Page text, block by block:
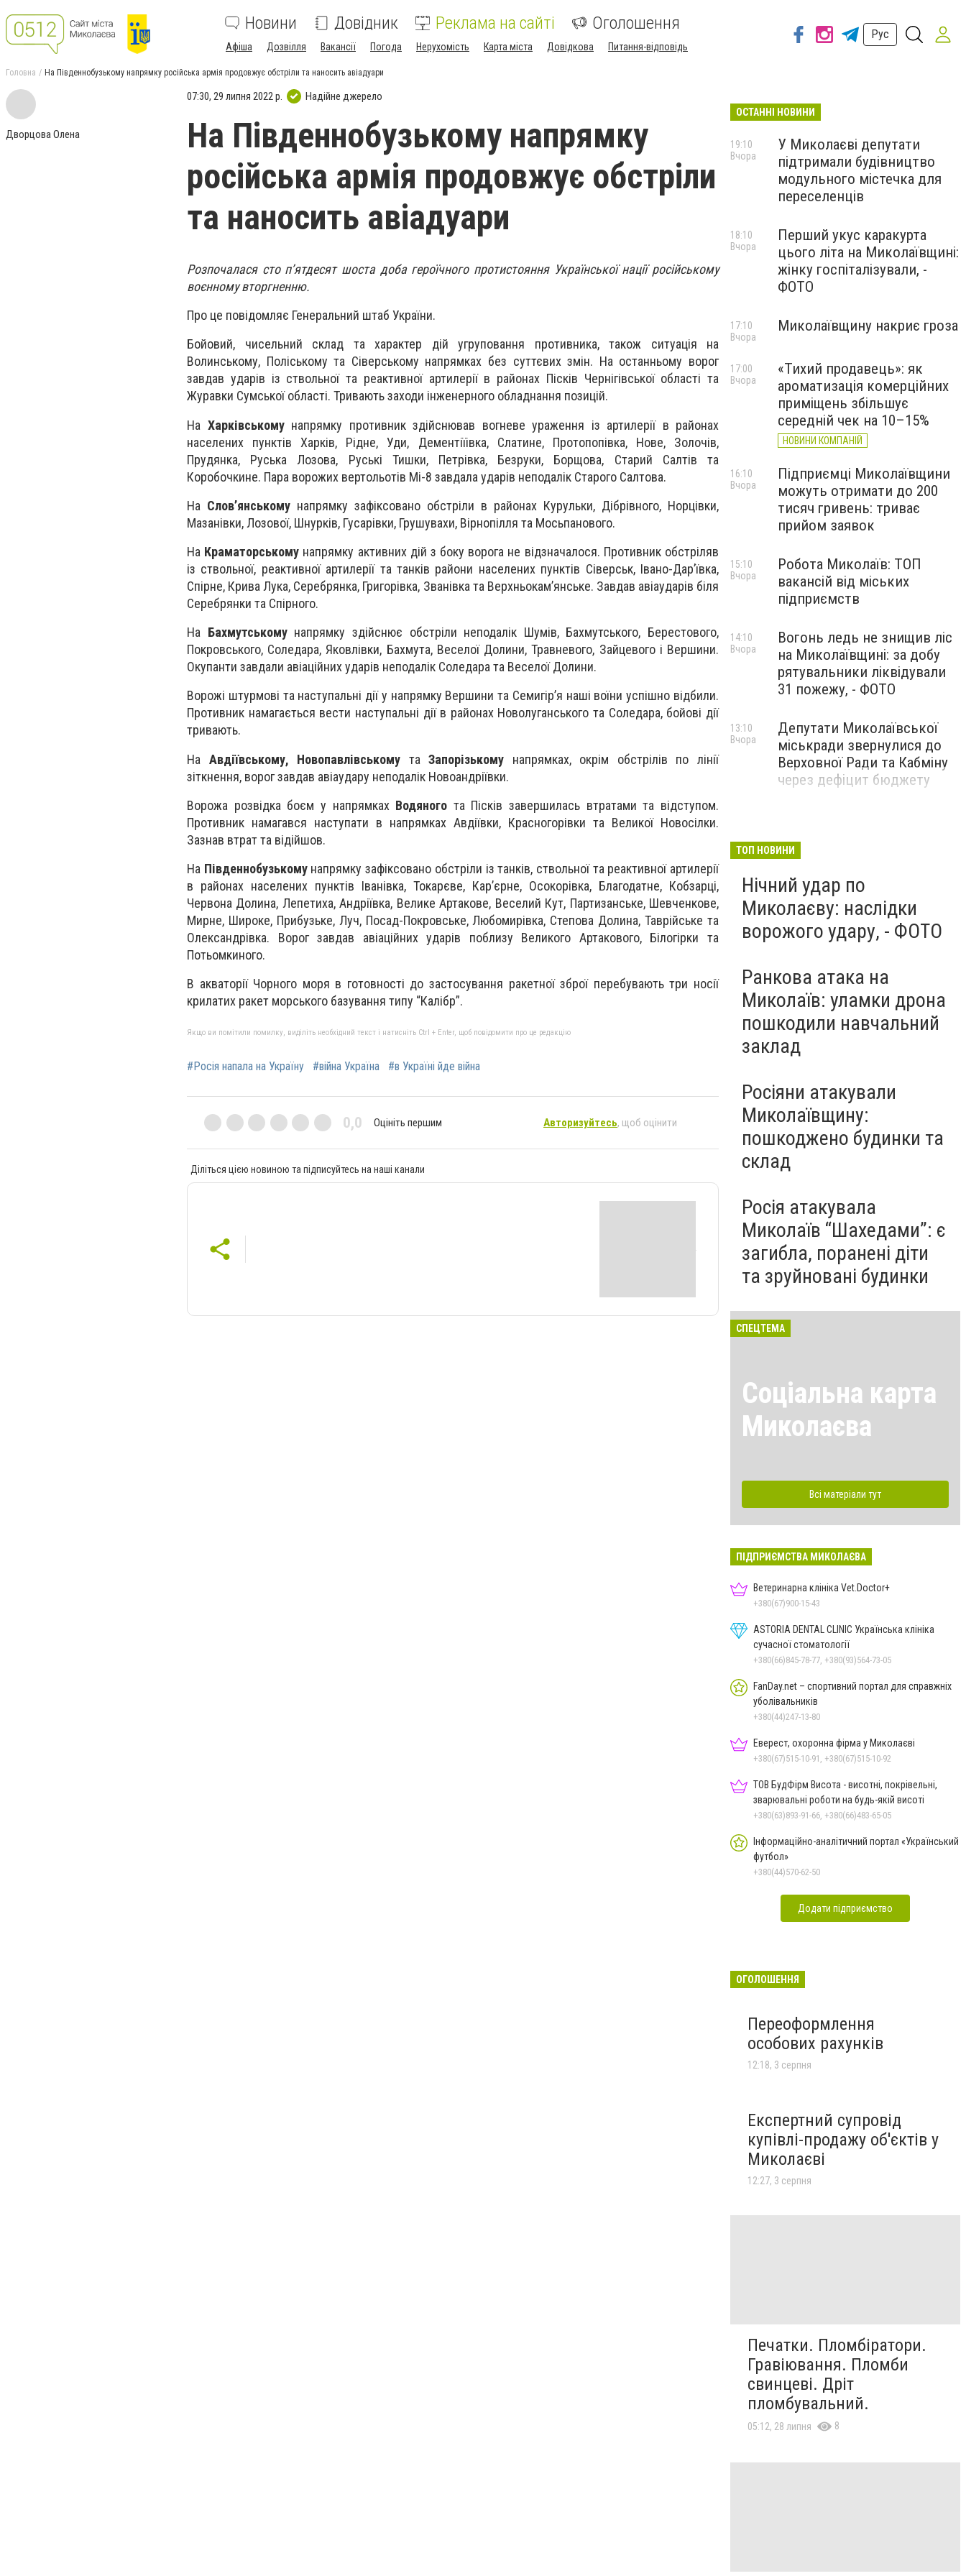
Новини Довідник Реклама на сайті Оголошення
Афіша Дозвілля Вакансії Погода Нерухомість Карта міста Довідкова Питання-відповідь
Рус
Головна На Південнобузькому напрямку російська армія продовжує обстріли та наносить авіадуари
Дворцова Олена
07:30, 29 липня 2022 р. Надійне джерело
На Південнобузькому напрямку
російська армія продовжує обстріли
та наносить авіадуари
Розпочалася сто п’ятдесят шоста доба героїчного протистояння Української нації російському
воєнному вторгненню.
Про це повідомляє Генеральний штаб України.
Бойовий, чисельний склад та характер дій угруповання противника, також ситуація на
Волинському, Поліському та Сіверському напрямках без суттєвих змін. На останньому ворог
завдав ударів із ствольної та реактивної артилерії в районах Пісків Чернігівської області та
Журавки Сумської області. Тривають заходи інженерного обладнання позицій.
На Харківськомунапрямку противник здійснював вогневе ураження із артилерії в районах
населених пунктів Харків, Рідне, Уди, Дементіїівка, Слатине, Протопопівка, Нове, Золочів,
Прудянка, Руська Лозова, Руські Тишки, Петрівка, Безруки, Борщова, Старий Салтів та
Коробочкине. Пара ворожих вертольотів Мі-8 завдала ударів неподалік Старого Салтова.
На Слов’янському напрямку зафіксовано обстріли в районах Курульки, Дібрівного, Норцівки,
Мазанівки, Лозової, Шнурків, Гусарівки, Грушувахи, Вірнопілля та Мосьпанового.
На Краматорському напрямку активних дій з боку ворога не відзначалося. Противник обстріляв
із ствольної, реактивної артилерії та танків райони населених пунктів Сіверськ, Івано-Дар’ївка,
Спірне, Крива Лука, Серебрянка, Григорівка, Званівка та Верхньокам’янське. Завдав авіаударів біля
Серебрянки та Спірного.
На Бахмутськомунапрямку здійснює обстріли неподалік Шумів, Бахмутського, Берестового,
Покровського, Соледара, Яковлівки, Бахмута, Веселої Долини, Травневого, Зайцевого і Вершини.
Окупанти завдали авіаційних ударів неподалік Соледара та Веселої Долини.
Ворожі штурмові та наступальні дії у напрямку Вершини та Семигір’я наші воїни успішно відбили.
Противник намагається вести наступальні дії в районах Новолуганського та Соледара, бойові дії
тривають.
На Авдіївському, Новопавлівському таЗапорізькому напрямках, окрім обстрілів по лінії
зіткнення, ворог завдав авіаудару неподалік Новоандріївки.
Ворожа розвідка боєм у напрямках Водяного та Пісків завершилась втратами та відступом.
Противник намагався наступати в напрямках Авдіївки, Красногорівки та Великої Новосілки.
Зазнав втрат та відійшов.
На Південнобузькомунапрямку зафіксовано обстріли із танків, ствольної та реактивної артилерії
в районах населених пунктів Іванівка, Токарєве, Кар’єрне, Осокорівка, Благодатне, Кобзарці,
Червона Долина, Лепетиха, Андріївка, Велике Артакове, Веселий Кут, Партизанське, Шевченкове,
Мирне, Широке, Прибузьке, Луч, Посад-Покровське, Любомирівка, Степова Долина, Таврійське та
Олександрівка. Ворог завдав авіаційних ударів поблизу Великого Артакового, Білогірки та
Потьомкиного.
В акваторії Чорного моря в готовності до застосування ракетної зброї перебувають три носії
крилатих ракет морського базування типу “Калібр”.
Якщо ви помітили помилку, виділіть необхідний текст і натисніть Ctrl + Enter, щоб повідомити про це редакцію
#Росія напала на Україну #війна Україна #в Україні йде війна
0,0 Оцініть першим Авторизуйтесь, щоб оцінити
Діліться цією новиною та підписуйтесь на наші канали
ОСТАННІ НОВИНИ
У Миколаєві депутати
підтримали будівництво
модульного містечка для
переселенців
19:10
Вчора
Перший укус каракурта
цього літа на Миколаївщині:
жінку госпіталізували, -
ФОТО
18:10
Вчора
Миколаївщину накриє гроза
17:10
Вчора
«Тихий продавець»: як
ароматизація комерційних
приміщень збільшує
середній чек на 10–15%
НОВИНИ КОМПАНІЙ
17:00
Вчора
Підприємці Миколаївщини
можуть отримати до 200
тисяч гривень: триває
прийом заявок
16:10
Вчора
Робота Миколаїв: ТОП
вакансій від міських
підприємств
15:10
Вчора
Вогонь ледь не знищив ліс
на Миколаївщині: за добу
рятувальники ліквідували
31 пожежу, - ФОТО
14:10
Вчора
Депутати Миколаївської
міськради звернулися до
Верховної Ради та Кабміну
через дефіцит бюджету
13:10
Вчора
ТОП НОВИНИ
Нічний удар по
Миколаєву: наслідки
ворожого удару, - ФОТО
Ранкова атака на
Миколаїв: уламки дрона
пошкодили навчальний
заклад
Росіяни атакували
Миколаївщину:
пошкоджено будинки та
склад
Росія атакувала
Миколаїв “Шахедами”: є
загибла, поранені діти
та зруйновані будинки
СПЕЦТЕМА
Соціальна карта
Миколаєва
Всі матеріали тут
ПІДПРИЄМСТВА МИКОЛАЄВА
Ветеринарна клініка Vet.Doctor+
+380(67)900-15-43
ASTORIA DENTAL CLINIC Українська клініка
сучасної стоматології
+380(66)845-78-77, +380(93)564-73-05
FanDay.net – спортивний портал для справжніх
уболівальників
+380(44)247-13-80
Еверест, охоронна фірма у Миколаєві
+380(67)515-10-91, +380(67)515-10-92
ТОВ БудФірм Висота - висотні, покрівельні,
зварювальні роботи на будь-якій висоті
+380(63)893-91-66, +380(66)483-65-05
Інформаційно-аналітичний портал «Український
футбол»
+380(44)570-62-50
Додати підприємство
ОГОЛОШЕННЯ
Переоформлення
особових рахунків
12:18, 3 серпня
Експертний супровід
купівлі-продажу об'єктів у
Миколаєві
12:27, 3 серпня
Печатки. Пломбіратори.
Гравіювання. Пломби
свинцеві. Дріт
пломбувальний.
05:12, 28 липня 8